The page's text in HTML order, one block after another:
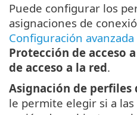
Puede configurar los
asignaciones de
Configuración avanzada
Protección de acceso
de acceso a la red.
Asignación de perfiles
le permite elegir si a